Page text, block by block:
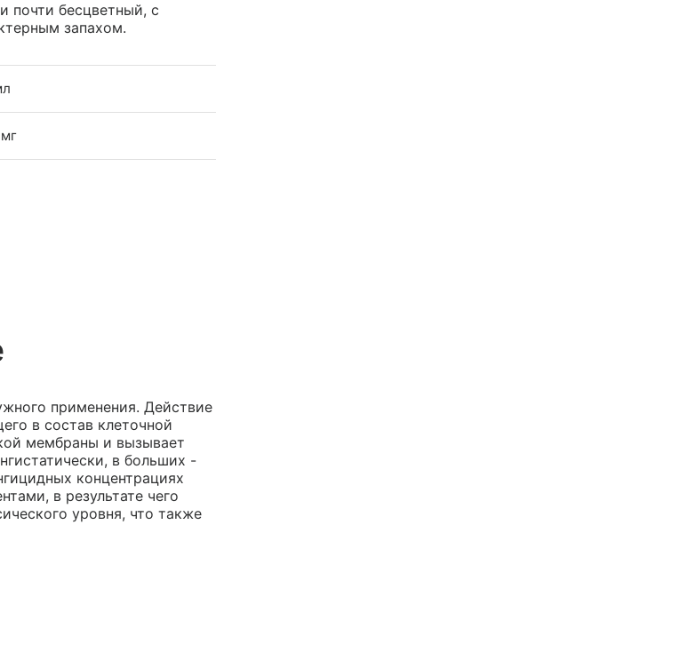
почти бесцветный, с
запахом.
применения. Действие
в состав клеточной
мембраны и вызывает
в больших -
концентрациях
в результате чего
уровня, что также